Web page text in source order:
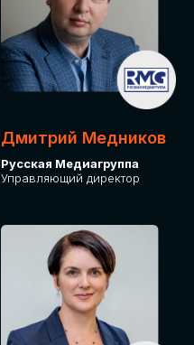
Дмитрий Медников
Русская Медиагруппа
Управляющий директор